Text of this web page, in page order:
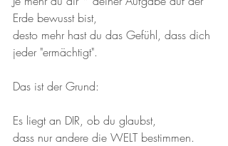
Erde bewusst bist,
desto mehr hast du das Gefühl, dass dich
jeder "ermächtigt".
Das ist der Grund:
Es liegt an DIR, ob du glaubst,
dass nur andere die WELT bestimmen.